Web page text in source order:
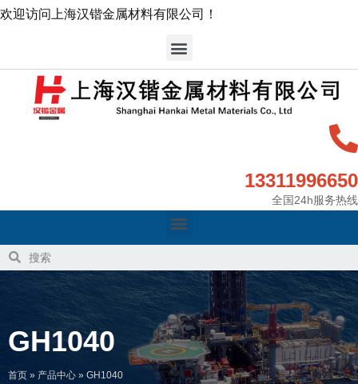
欢迎访问上海汉锴金属材料有限公司！
13311996650
全国24h服务热线
GH1040
首页 » 产品中心 » GH1040